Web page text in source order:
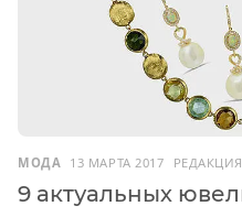
МОДА 13 МАРТА 2017 РЕДАКЦИЯ
9 актуальных